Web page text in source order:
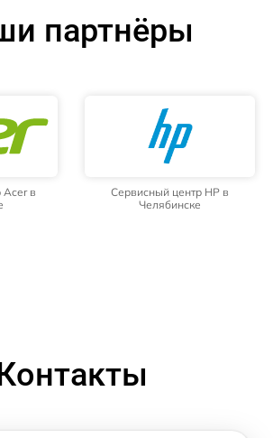
партнёры
Acer в
Сервисный центр HP в
Челябинске